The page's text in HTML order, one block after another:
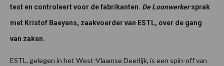
test en controleert voor de fabrikanten. De Loonwerkersprak
met Kristof Baeyens, zaakvoerder van ESTL, over de gang
van zaken.
ESTL, gelegen in het West-Vlaamse Deerlijk, is een spin-off van